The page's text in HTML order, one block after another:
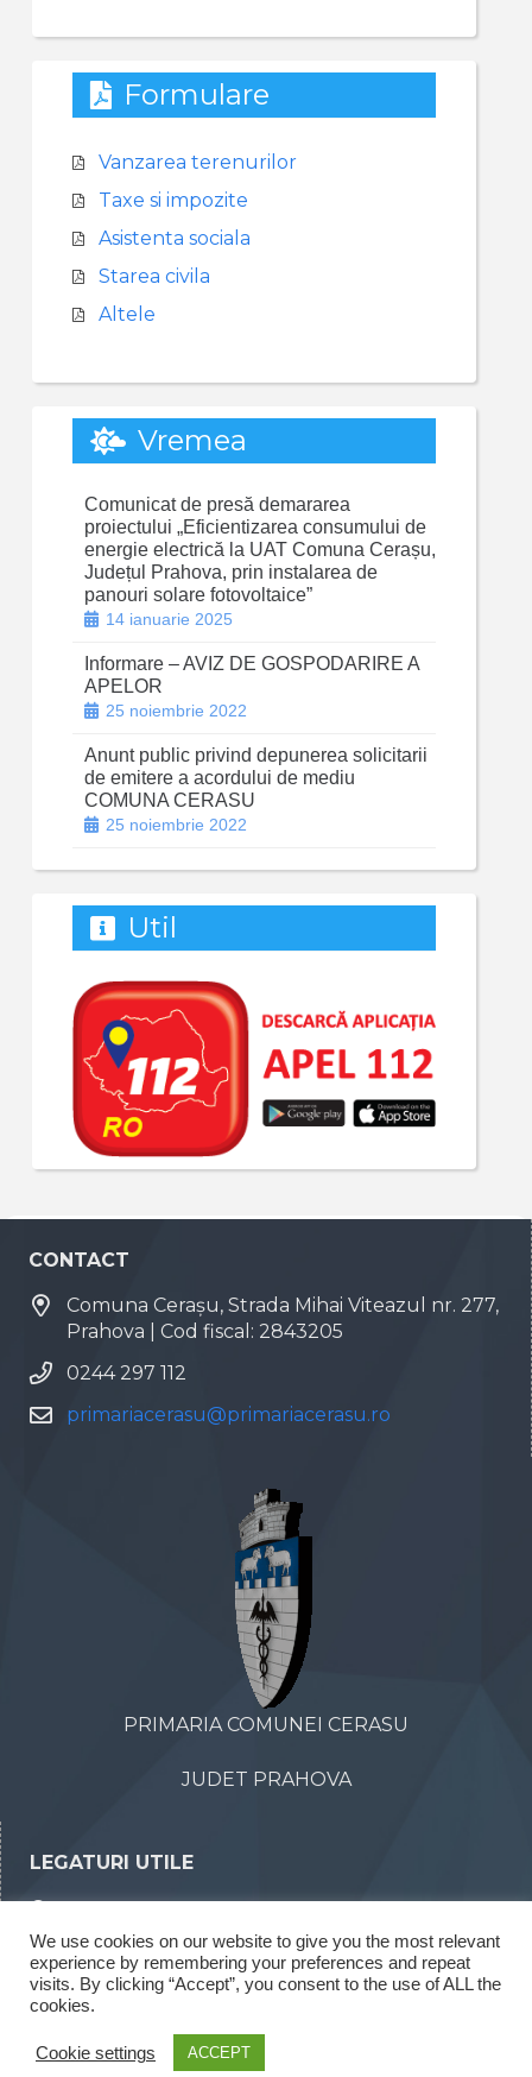
Formulare
Vanzarea terenurilor
Taxe si impozite
Asistenta sociala
Starea civila
Altele
Vremea
Comunicat de presă demararea
proiectului „Eficientizarea consumului de
energie electrică la UAT Comuna Cerașu,
Județul Prahova, prin instalarea de
panouri solare fotovoltaice”
14 ianuarie 2025
Informare – AVIZ DE GOSPODARIRE A
APELOR
25 noiembrie 2022
Anunt public privind depunerea solicitarii
de emitere a acordului de mediu
COMUNA CERASU
25 noiembrie 2022
Util
CONTACT
Comuna Cerașu, Strada Mihai Viteazul nr. 277,
Prahova | Cod fiscal: 2843205
0244 297 112
primariacerasu@primariacerasu.ro
PRIMARIA COMUNEI CERASU
JUDET PRAHOVA
LEGATURI UTILE
Declaratii de interese
Rapoarte legea 52/2003
We use cookies on our website to give you the most relevant
experience by remembering your preferences and repeat
visits. By clicking “Accept”, you consent to the use of ALL the
cookies.
Cookie settings ACCEPT